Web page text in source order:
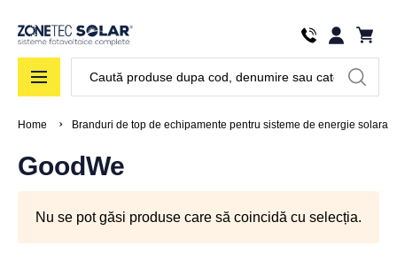
Home Branduri de top de echipamente pentru sisteme de energie solara
GoodWe
Nu se pot găsi produse care să coincidă cu selecția.